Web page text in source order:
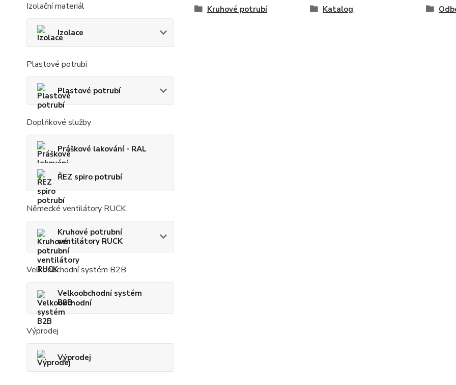
Izolační materiál
Izolace
Plastové potrubí
Plastové potrubí
Doplňkové služby
Práškové lakování - RAL
ŘEZ spiro potrubí
Německé ventilátory RUCK
Kruhové potrubní
ventilátory RUCK
Velkoobchodní systém B2B
Velkoobchodní systém
B2B
Výprodej
Výprodej
Kruhové potrubí Katalog